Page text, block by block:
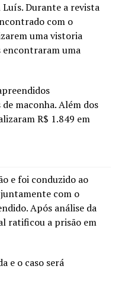
Durante a revista
com o
uma vistoria
encontraram uma
maconha. Além dos
R$ 1.849 em
e foi conduzido ao
com o
Após análise da
ratificou a prisão em
e o caso será